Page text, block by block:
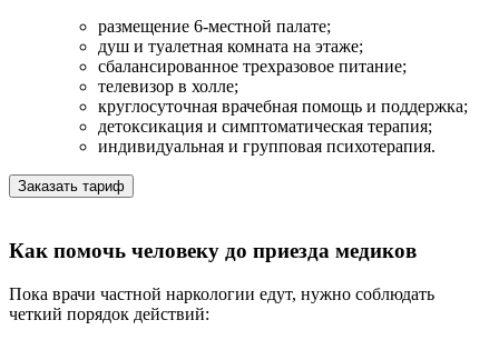
размещение 6-местной палате;
душ и туалетная комната на этаже;
сбалансированное трехразовое питание;
телевизор в холле;
круглосуточная врачебная помощь и поддержка;
детоксикация и симптоматическая терапия;
индивидуальная и групповая психотерапия.
Заказать тариф
Как помочь человеку до приезда медиков
Пока врачи частной наркологии едут, нужно соблюдать
четкий порядок действий: